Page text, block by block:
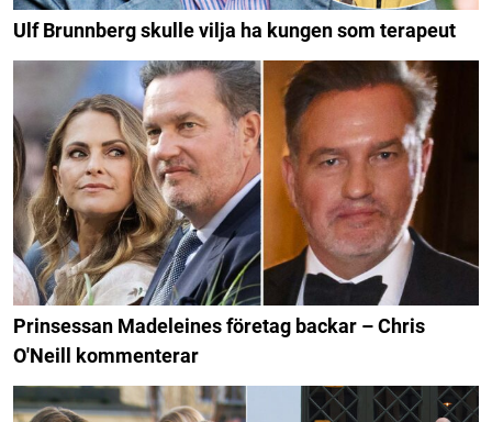
Ulf Brunnberg skulle vilja ha kungen som terapeut
Prinsessan Madeleines företag backar – Chris
O'Neill kommenterar